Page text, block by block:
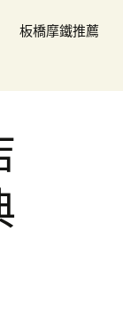
板橋摩鐵推薦